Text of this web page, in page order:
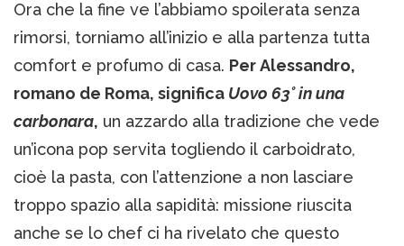
Ora che la fine ve l’abbiamo spoilerata senza
rimorsi, torniamo all’inizio e alla partenza tutta
comfort e profumo di casa. Per Alessandro,
romano de Roma, significa Uovo 63° in una
carbonara, un azzardo alla tradizione che vede
un’icona pop servita togliendo il carboidrato,
cioè la pasta, con l’attenzione a non lasciare
troppo spazio alla sapidità: missione riuscita
anche se lo chef ci ha rivelato che questo